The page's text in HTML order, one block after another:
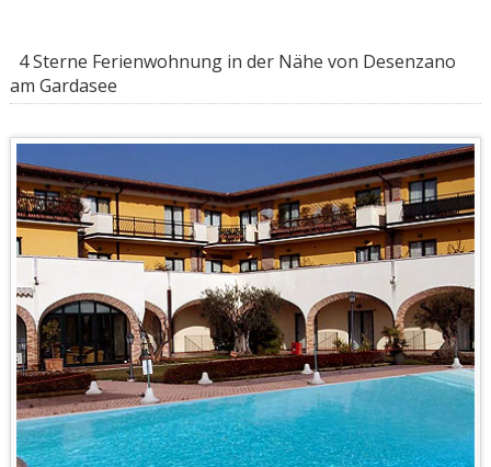
4 Sterne Ferienwohnung in der Nähe von Desenzano
am Gardasee